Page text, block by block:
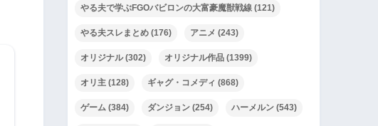
やる夫で学ぶFGOバビロンの大富豪魔獣戦線 (121)
やる夫スレまとめ (176) アニメ (243)
オリジナル(302) オリジナル作品 (1399)
オリ主 (128) ギャグ・コメディ (868)
ゲーム (384) ダンジョン (254) ハーメルン (543)